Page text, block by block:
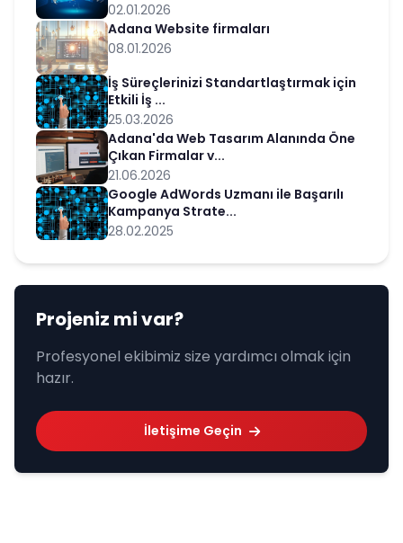
02.01.2026
Adana Website firmaları
08.01.2026
İş Süreçlerinizi Standartlaştırmak için
Etkili İş ...
25.03.2026
Adana'da Web Tasarım Alanında Öne
Çıkan Firmalar v...
21.06.2026
Google AdWords Uzmanı ile Başarılı
Kampanya Strate...
28.02.2025
Projeniz mi var?
Profesyonel ekibimiz size yardımcı olmak için
hazır.
İletişime Geçin